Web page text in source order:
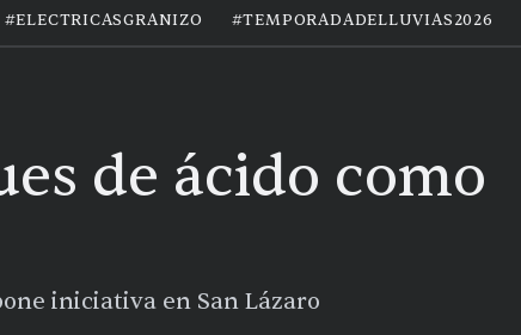
#ELECTRICASGRANIZO #TEMPORADADELLUVIAS2026
de ácido como
iniciativa en San Lázaro